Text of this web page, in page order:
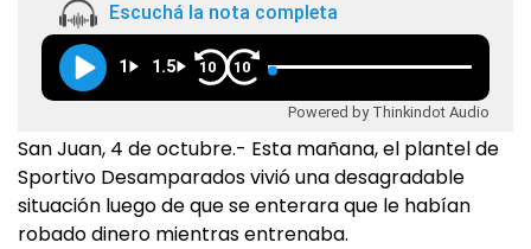
Escuchá la nota completa
1 1.5 10 10
Powered by Thinkindot Audio
San Juan, 4 de octubre.- Esta mañana, el plantel de
Sportivo Desamparados vivió una desagradable
situación luego de que se enterara que le habían
robado dinero mientras entrenaba.